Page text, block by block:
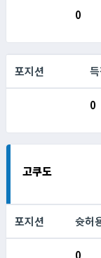
0
포지션
0
고쿠도
포지션 슛허
0